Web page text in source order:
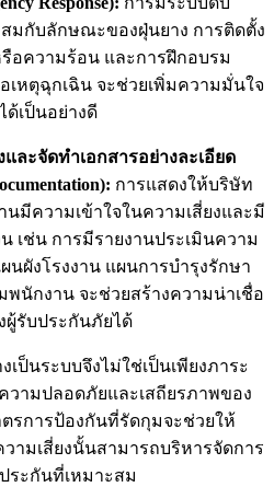
มกับลักษณะของฝุ่นยาง การติดตั้ง
อความร้อน และการฝึกอบรม
หตุฉุกเฉิน จะช่วยเพิ่มความมั่นใจ
เป็นอย่างดี
ละจัดทำเอกสารอย่างละเอียด
การแสดงให้บริษัท
นมีความเข้าใจในความเสี่ยงและมี
เช่น การมีรายงานประเมินความ
นผังโรงงาน แผนการบำรุงรักษา
นักงาน จะช่วยสร้างความน่าเชื่อ
รับประกันภัยได้
ป็นระบบจึงไม่ใช่เป็นเพียงภาระ
ามปลอดภัยและเสถียรภาพของ
รการป้องกันที่รัดกุมจะช่วยให้
ามเสี่ยงนั้นสามารถบริหารจัดการ
ระกันที่เหมาะสม